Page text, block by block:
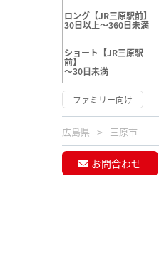
ロング【JR三原駅前】
30日以上～360日未満
ショート【JR三原駅
前】
～30日未満
ファミリー向け
広島県 三原市
お問合わせ